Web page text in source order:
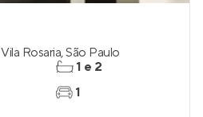
Vila Rosaria,São Paulo
1 e 2
1